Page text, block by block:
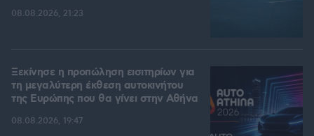
08.08.2026, 21:23
Ξεκίνησε η προπώληση εισιτηρίων για
τη μεγαλύτερη έκθεση αυτοκινήτου
της Ευρώπης που θα γίνει στην Αθήνα
08.08.2026, 19:47